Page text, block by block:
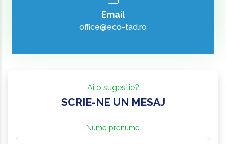
Email
office@eco-tad.ro
Ai o sugestie?
SCRIE-NE UN MESAJ
Nume prenume